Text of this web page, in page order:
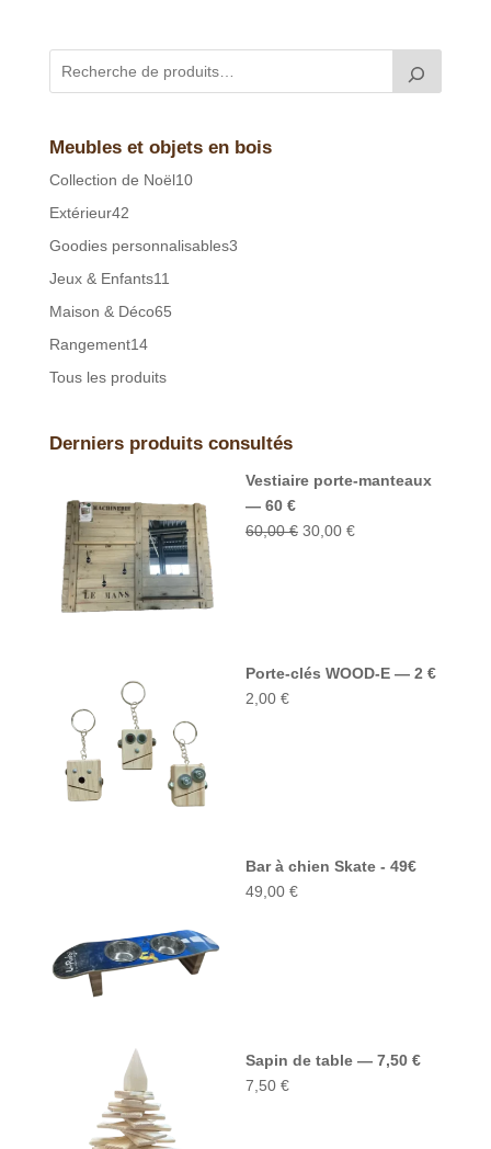
Meubles et objets en bois
Collection de Noël1010
Extérieur4242
produits
Goodies personnalisables33
Jeux & Enfants11
produits
Maison & Déco6565
Rangement1414
produits
Tous les produits
Derniers produits consultés
Vestiaire porte-manteaux
— 60 €
60,00€ Le
30,00 €Le
Porte-clés WOOD-E — 2 €
2,00 €
Bar à chien Skate - 49€
49,00 €
Sapin de table — 7,50 €
7,50 €